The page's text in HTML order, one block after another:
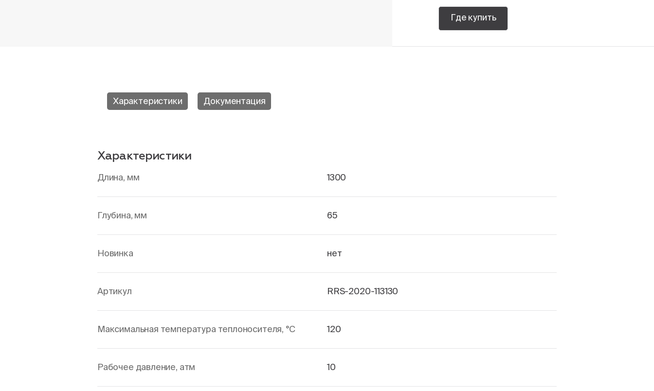
Где купить
Характеристики Документация
Характеристики
Длина, мм 1300
Глубина, мм 65
Новинка нет
Артикул RRS-2020-113130
Максимальная температура теплоносителя, °С 120
Рабочее давление, атм 10